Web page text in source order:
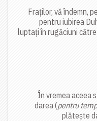
Fraților, vă îndemn,
pentru iubirea
luptați în rugăciuni
În vremea aceea
darea (pentru
plătește